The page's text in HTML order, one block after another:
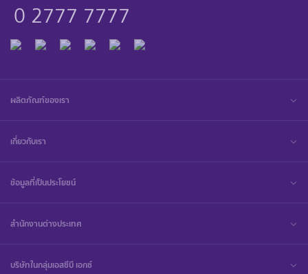
0 2777 7777
ผลิตภัณฑ์ของเรา
เกี่ยวกับเรา
ข้อมูลที่เป็นประโยชน์
สำนักงานต่างประเทศ
บริษัทในกลุ่มเอสซีบี เอกซ์